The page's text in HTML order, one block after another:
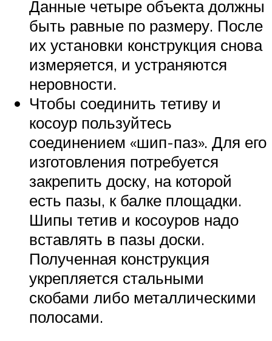
Данные четыре объекта должны
быть равные по размеру. После
их установки конструкция снова
измеряется, и устраняются
неровности.
Чтобы соединить тетиву и
косоур пользуйтесь
соединением «шип-паз». Для его
изготовления потребуется
закрепить доску, на которой
есть пазы, к балке площадки.
Шипы тетив и косоуров надо
вставлять в пазы доски.
Полученная конструкция
укрепляется стальными
скобами либо металлическими
полосами.